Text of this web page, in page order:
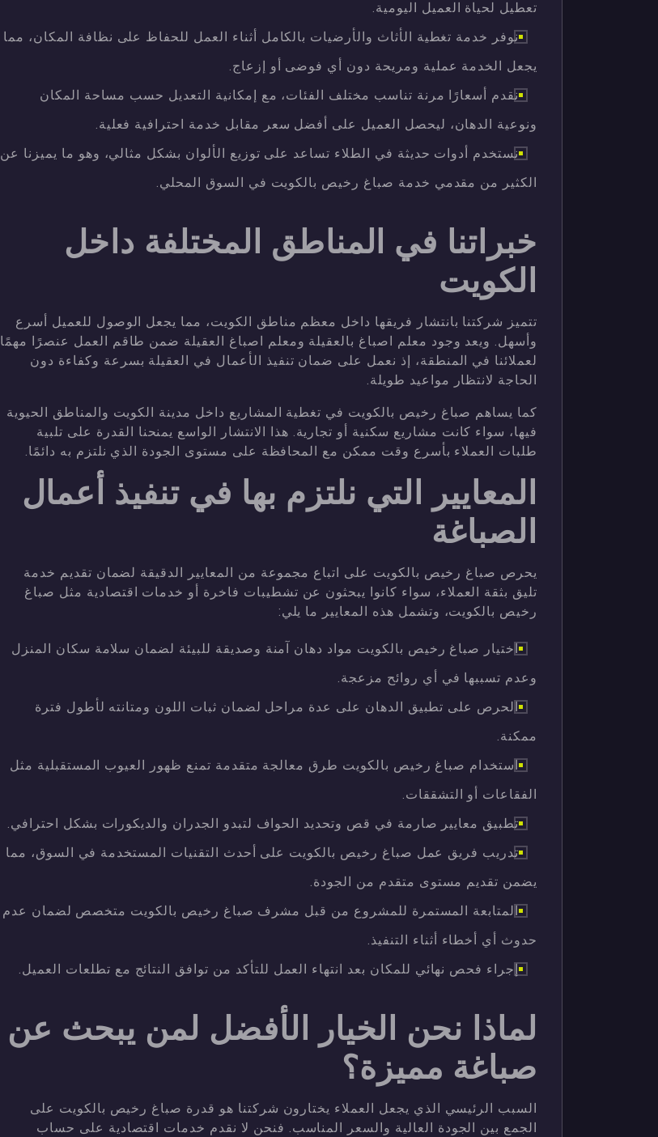
تعطيل لحياة العميل اليومية.
نوفر خدمة تغطية الأثاث والأرضيات بالكامل أثناء العمل للحفاظ على نظافة المكان، مما
يجعل الخدمة عملية ومريحة دون أي فوضى أو إزعاج.
نقدم أسعارًا مرنة تناسب مختلف الفئات، مع إمكانية التعديل حسب مساحة المكان
ونوعية الدهان، ليحصل العميل على أفضل سعر مقابل خدمة احترافية فعلية.
نستخدم أدوات حديثة في الطلاء تساعد على توزيع الألوان بشكل مثالي، وهو ما يميزنا عن
الكثير من مقدمي خدمة صباغ رخيص بالكويت في السوق المحلي.
خبراتنا في المناطق المختلفة داخل
الكويت
تتميز شركتنا بانتشار فريقها داخل معظم مناطق الكويت، مما يجعل الوصول للعميل أسرع
وأسهل. ويعد وجود معلم اصباغ بالعقيلة ومعلم اصباغ العقيلة ضمن طاقم العمل عنصرًا مهمًا
لعملائنا في المنطقة، إذ نعمل على ضمان تنفيذ الأعمال في العقيلة بسرعة وكفاءة دون
الحاجة لانتظار مواعيد طويلة.
كما يساهم صباغ رخيص بالكويت في تغطية المشاريع داخل مدينة الكويت والمناطق الحيوية
فيها، سواء كانت مشاريع سكنية أو تجارية. هذا الانتشار الواسع يمنحنا القدرة على تلبية
طلبات العملاء بأسرع وقت ممكن مع المحافظة على مستوى الجودة الذي نلتزم به دائمًا.
المعايير التي نلتزم بها في تنفيذ أعمال
الصباغة
يحرص صباغ رخيص بالكويت على اتباع مجموعة من المعايير الدقيقة لضمان تقديم خدمة
تليق بثقة العملاء، سواء كانوا يبحثون عن تشطيبات فاخرة أو خدمات اقتصادية مثل صباغ
رخيص بالكويت، وتشمل هذه المعايير ما يلي:
اختيار صباغ رخيص بالكويت مواد دهان آمنة وصديقة للبيئة لضمان سلامة سكان المنزل
وعدم تسببها في أي روائح مزعجة.
الحرص على تطبيق الدهان على عدة مراحل لضمان ثبات اللون ومتانته لأطول فترة
ممكنة.
استخدام صباغ رخيص بالكويت طرق معالجة متقدمة تمنع ظهور العيوب المستقبلية مثل
الفقاعات أو التشققات.
تطبيق معايير صارمة في قص وتحديد الحواف لتبدو الجدران والديكورات بشكل احترافي.
تدريب فريق عمل صباغ رخيص بالكويت على أحدث التقنيات المستخدمة في السوق، مما
يضمن تقديم مستوى متقدم من الجودة.
المتابعة المستمرة للمشروع من قبل مشرف صباغ رخيص بالكويت متخصص لضمان عدم
حدوث أي أخطاء أثناء التنفيذ.
إجراء فحص نهائي للمكان بعد انتهاء العمل للتأكد من توافق النتائج مع تطلعات العميل.
لماذا نحن الخيار الأفضل لمن يبحث عن
صباغة مميزة؟
السبب الرئيسي الذي يجعل العملاء يختارون شركتنا هو قدرة صباغ رخيص بالكويت على
الجمع بين الجودة العالية والسعر المناسب. فنحن لا نقدم خدمات اقتصادية على حساب